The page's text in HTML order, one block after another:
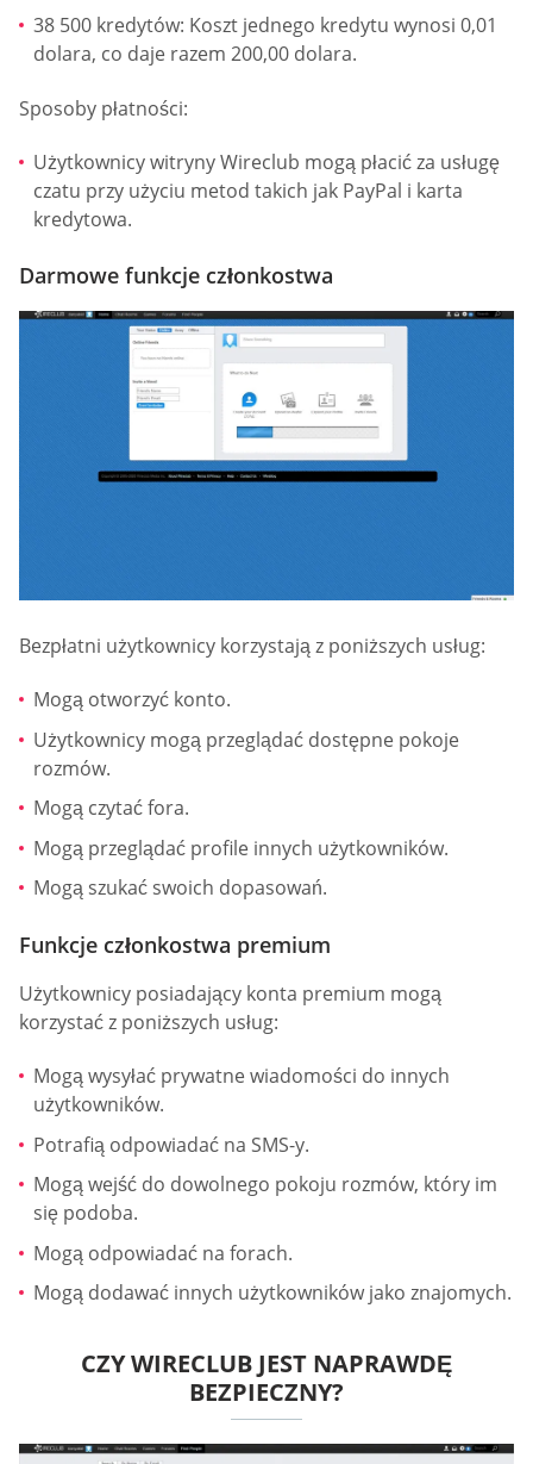
38 500 kredytów: Koszt jednego kredytu wynosi 0,01
dolara, co daje razem 200,00 dolara.
Sposoby płatności:
Użytkownicy witryny Wireclub mogą płacić za usługę
czatu przy użyciu metod takich jak PayPal i karta
kredytowa.
Darmowe funkcje członkostwa
Bezpłatni użytkownicy korzystają z poniższych usług:
Mogą otworzyć konto.
Użytkownicy mogą przeglądać dostępne pokoje
rozmów.
Mogą czytać fora.
Mogą przeglądać profile innych użytkowników.
Mogą szukać swoich dopasowań.
Funkcje członkostwa premium
Użytkownicy posiadający konta premium mogą
korzystać z poniższych usług:
Mogą wysyłać prywatne wiadomości do innych
użytkowników.
Potrafią odpowiadać na SMS-y.
Mogą wejść do dowolnego pokoju rozmów, który im
się podoba.
Mogą odpowiadać na forach.
Mogą dodawać innych użytkowników jako znajomych.
CZY WIRECLUB JEST NAPRAWDĘ
BEZPIECZNY?